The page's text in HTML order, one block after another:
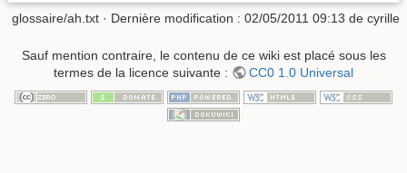
glossaire/ah.txt · Dernière modification : 02/05/2011 09:13 de cyrille
Sauf mention contraire, le contenu de ce wiki est placé sous les
termes de la licence suivante :
CC0 1.0 Universal